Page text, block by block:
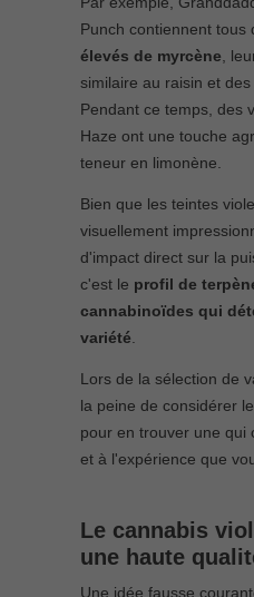
Punch contiennent tous
élevés de myrcène,
similaire au raisin et
Pendant ce temps, des
Haze ont une touche
teneur en limonène.
Bien que les teintes
visuellement
d'impact direct sur la
c'est le profil de
cannabinoïdes qui
variété.
Lors de la sélection de
la peine de considérer
pour en trouver une qui
et à l'expérience que
Le cannabis
une haute
Une idée fausse